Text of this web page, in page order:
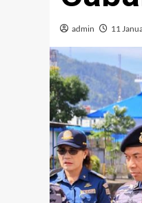
admin 11